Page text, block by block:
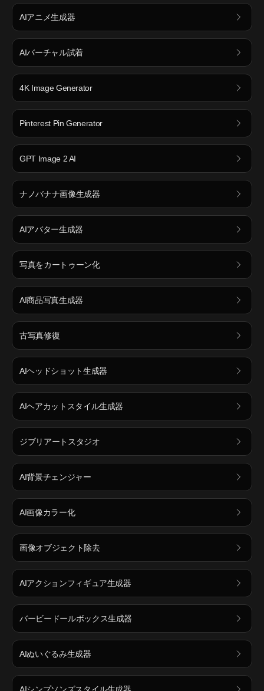
AIアニメ生成器
AIバーチャル試着
4K Image Generator
Pinterest Pin Generator
GPT Image 2 AI
ナノバナナ画像生成器
AIアバター生成器
写真をカートゥーン化
AI商品写真生成器
古写真修復
AIヘッドショット生成器
AIヘアカットスタイル生成器
ジブリアートスタジオ
AI背景チェンジャー
AI画像カラー化
画像オブジェクト除去
AIアクションフィギュア生成器
バービードールボックス生成器
AIぬいぐるみ生成器